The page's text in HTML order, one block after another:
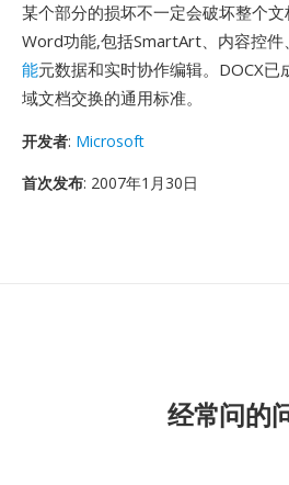
某个部分的损坏不一定会破坏整个
Word功能,包括SmartArt、内容控件
能元数据和实时协作编辑。DOCX已
域文档交换的通用标准。
开发者: Microsoft
首次发布: 2007年1月30日
经常问的